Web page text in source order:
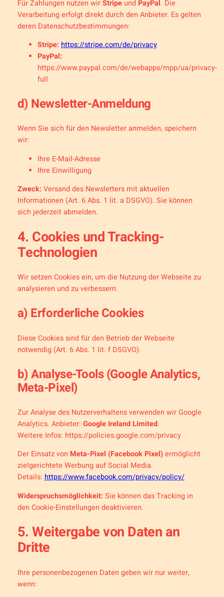
Für Zahlungen nutzen wirStripeund PayPal. Die
Verarbeitung erfolgt direkt durch den Anbieter. Es gelten
deren Datenschutzbestimmungen:
Stripe: https://stripe.com/de/privacy
PayPal:
https://www.paypal.com/de/webapps/mpp/ua/privacy-
full
d) Newsletter-Anmeldung
Wenn Sie sich für den Newsletter anmelden, speichern
wir:
Ihre E-Mail-Adresse
Ihre Einwilligung
Zweck: Versand des Newsletters mit aktuellen
Informationen (Art. 6 Abs. 1 lit. a DSGVO). Sie können
sich jederzeit abmelden.
4. Cookies und Tracking-
Technologien
Wir setzen Cookies ein, um die Nutzung der Webseite zu
analysieren und zu verbessern.
a) Erforderliche Cookies
Diese Cookies sind für den Betrieb der Webseite
notwendig (Art. 6 Abs. 1 lit. f DSGVO).
b) Analyse-Tools (Google Analytics,
Meta-Pixel)
Zur Analyse des Nutzerverhaltens verwenden wir Google
Analytics. Anbieter: Google Ireland Limited.
Weitere Infos: https://policies.google.com/privacy
Der Einsatz von Meta-Pixel (Facebook Pixel)ermöglicht
zielgerichtete Werbung auf Social Media.
Details: https://www.facebook.com/privacy/policy/
Widerspruchsmöglichkeit: Sie können das Tracking in
den Cookie-Einstellungen deaktivieren.
5. Weitergabe von Daten an
Dritte
Ihre personenbezogenen Daten geben wir nur weiter,
wenn: